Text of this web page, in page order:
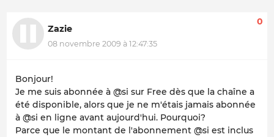
Zazie
08 novembre 2009 à 12:47:35
0
Bonjour!
Je me suis abonnée à @si sur Free dès que la chaîne a
été disponible, alors que je ne m'étais jamais abonnée
à @si en ligne avant aujourd'hui. Pourquoi?
Parce que le montant de l'abonnement @si est inclus